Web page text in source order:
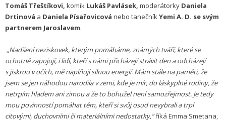
Tomáš Třeštíkovi, komik Lukáš Pavlásek, moderátorky Daniela
Drtinová a Daniela Písařovicová nebo tanečníkYemi A. D. se svým
partnerem Jaroslavem.
„Nadšení neziskovek, kterým pomáháme, známých tváří, které se
ochotně zapojují, i lidí, kteří s námi přicházejí strávit den a odcházejí
s jiskrou v očích, mě naplňují silnou energií. Mám stále na paměti, že
jsem se jen náhodou narodila v zemi, kde je mír, do láskyplné rodiny, že
netrpím hladem ani zimou a že to bohužel není samozřejmost. Je tedy
mou povinností pomáhat těm, kteří si svůj osud nevybrali a trpí
citovými, duchovními či materiálními nedostatky,“říká Emma Smetana,